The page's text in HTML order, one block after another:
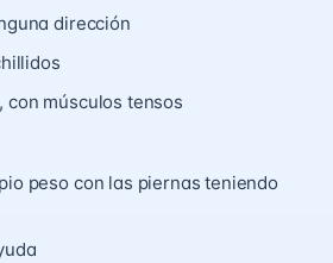
dirección
con músculos tensos
peso con las piernas teniendo